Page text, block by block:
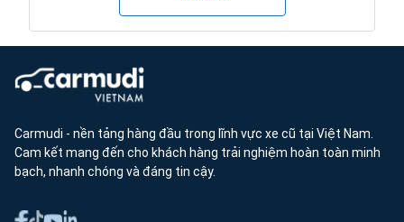
Carmudi - nền tảng hàng đầu trong lĩnh vực xe cũ tại Việt Nam.
Cam kết mang đến cho khách hàng trải nghiệm hoàn toàn minh
bạch, nhanh chóng và đáng tin cậy.